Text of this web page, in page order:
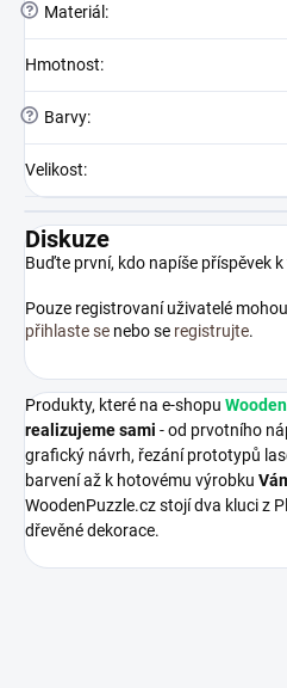
? Materiál :
Hmotnost:
? Barvy:
Velikost:
Diskuze
Buďte první, kdo napíše příspěvek
Pouze registrovaní uživatelé
přihlaste se nebo se registrujte.
Produkty, které na e-shopu
realizujeme sami - od prvotního
grafický návrh, řezání prototypů
barvení až k hotovému výrobku
WoodenPuzzle.cz stojí dva kluci z
dřevěné dekorace.